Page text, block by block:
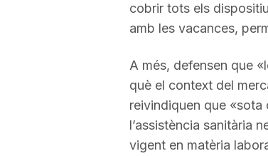
n
a
cobrir tots els
amb les vacances,
A més, defensen que
què el context del
reivindiquen que
l’assistència sanitària
vigent en matèria